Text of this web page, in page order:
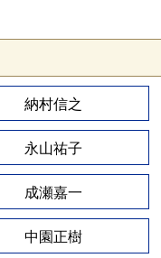
納村信之
永山祐子
成瀬嘉一
中園正樹